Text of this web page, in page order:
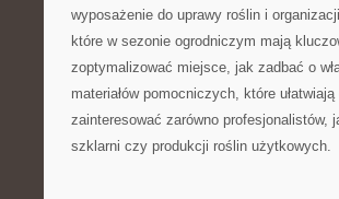
wyposażenie do uprawy roślin i
które w sezonie ogrodniczym mają
zoptymalizować miejsce, jak zadbać o
materiałów pomocniczych, które
zainteresować zarówno profesjonalistów,
szklarni czy produkcji roślin użytkowych.